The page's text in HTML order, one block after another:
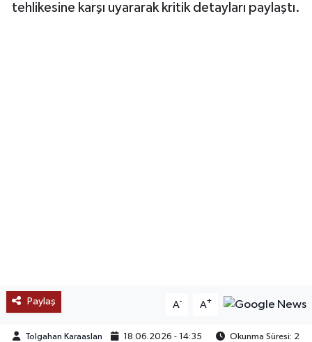
tehlikesine karşı uyararak kritik detayları paylaştı.
Paylaş A- A+
Tolgahan Karaaslan 18.06.2026 - 14:35
Okunma Süresi: 2
GÜNDEM
TREND
Son Dakika Haberleri